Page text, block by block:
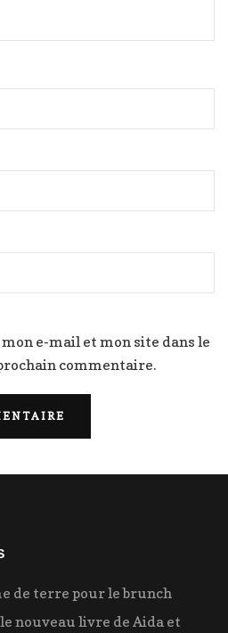
e-mail et mon site dans le
commentaire.
de terre pour le brunch
nouveau livre de Aida et